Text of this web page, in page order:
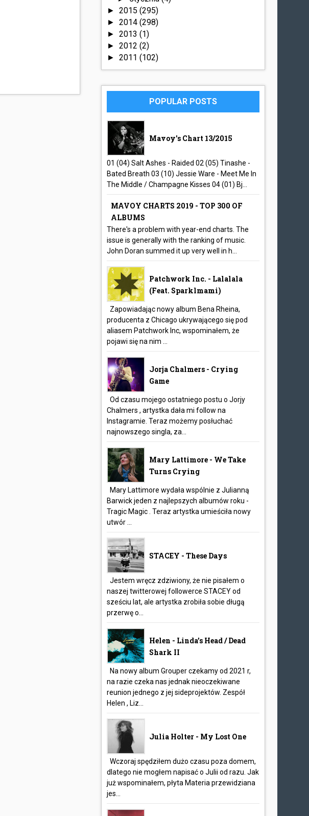
►2015(295)
►2014(298)
►2013(1)
►2012(2)
►2011(102)
POPULAR POSTS
Mavoy's Chart 13/2015
01 (04) Salt Ashes - Raided 02 (05) Tinashe -
Bated Breath 03 (10) Jessie Ware - Meet Me In
The Middle / Champagne Kisses 04 (01) Bj...
MAVOY CHARTS 2019 - TOP 300 OF
ALBUMS
There's a problem with year-end charts. The
issue is generally with the ranking of music.
John Doran summed it up very well in h...
Patchwork Inc. - Lalalala
(feat. Sparklmami)
Zapowiadając nowy album Bena Rheina,
producenta z Chicago ukrywającego się pod
aliasem Patchwork Inc, wspominałem, że
pojawi się na nim ...
Jorja Chalmers - Crying
Game
Od czasu mojego ostatniego postu o Jorjy
Chalmers , artystka dała mi follow na
Instagramie. Teraz możemy posłuchać
najnowszego singla, za...
Mary Lattimore - We Take
Turns Crying
Mary Lattimore wydała wspólnie z Julianną
Barwick jeden z najlepszych albumów roku -
Tragic Magic . Teraz artystka umieściła nowy
utwór ...
STACEY - These Days
Jestem wręcz zdziwiony, że nie pisałem o
naszej twitterowej followerce STACEY od
sześciu lat, ale artystka zrobiła sobie długą
przerwę o...
Helen - Linda’s Head / Dead
Shark II
Na nowy album Grouper czekamy od 2021 r,
na razie czeka nas jednak nieoczekiwane
reunion jednego z jej sideprojektów. Zespół
Helen , Liz...
Julia Holter - My Lost One
Wczoraj spędziłem dużo czasu poza domem,
dlatego nie mogłem napisać o Julii od razu. Jak
już wspominałem, płyta Materia przewidziana
jes...